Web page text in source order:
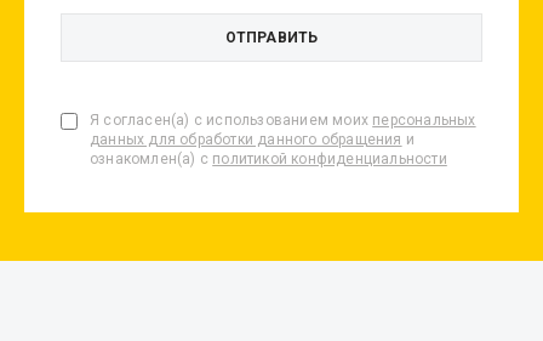
Я согласен(а) с использованием моих персональных
данных для обработки данного обращения и
ознакомлен(а) с политикой конфиденциальности